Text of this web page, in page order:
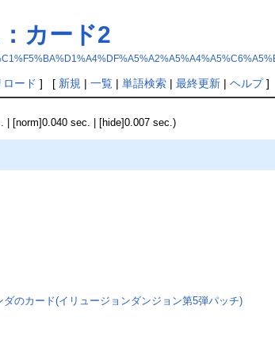
カード2
ロード ] [ 新規 | 一覧| 単語検索| 最終更新| ヘルプ]
| [norm]0.040 sec. | [hide]0.007 sec.)
のカード(イリュージョンダンジョン第5弾パッチ)